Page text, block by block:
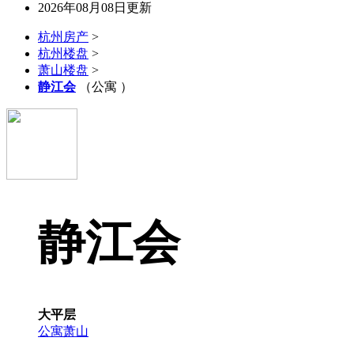
2026年08月08日更新
杭州房产 >
杭州楼盘 >
萧山楼盘 >
静江会（公寓 ）
静江会
大平层
公寓萧山